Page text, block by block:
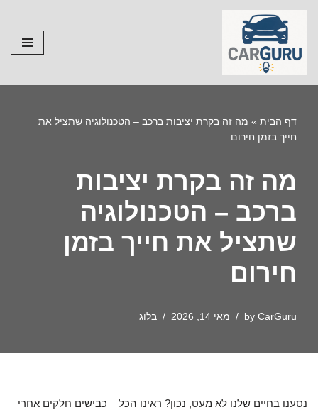
Skip
to
content
דף הבית » מה זה בקרת יציבות ברכב – הטכנולוגיה שתציל את
חייך בזמן חירום
מה זה בקרת יציבות
ברכב – הטכנולוגיה
שתציל את חייך בזמן
חירום
by CarGuru מאי 14, 2026 בלוג
נסענו בחיים שלנו לא מעט, נכון? ראינו הכל – כבישים חלקים אחרי